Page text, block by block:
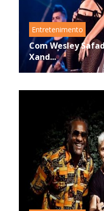
Entretenimento
Com Wesley
Xand...